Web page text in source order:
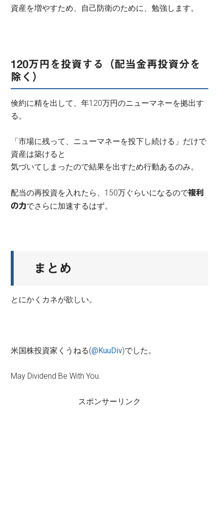
資産を増やすため、自己防衛のために、勉強します。
120万円を投資する（配当金再投資分を
除く）
倹約に精を出して、年120万円のニューマネーを拠出す
る。
「市場に残って、ニューマネーを投下し続ける」だけで
資産は築けると
気づいてしまったので結果を出すため行動あるのみ。
配当の再投資を入れたら、150万ぐらいになるので複利
の力でさらに加速するはず。
まとめ
とにかくカネが欲しい。
米国株投資家くうねる(@KuuDiv)でした。
May Dividend Be With You.
スポンサーリンク